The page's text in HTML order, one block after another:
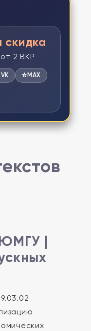
скидка
от 2 ВКР
VK ⭐MAX
|